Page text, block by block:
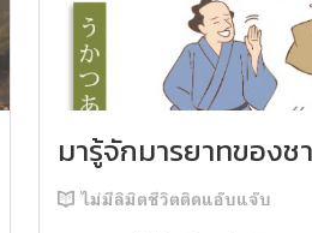
มารู้จักมารยาทของช
ไม่มีลิมิตชีวิตติดแอ๊บแจ๊บ